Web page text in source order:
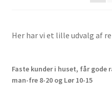
Her har vi et lille udvalg af
Faste kunder i huset, får gode
man-fre 8-20 og Lør 10-15